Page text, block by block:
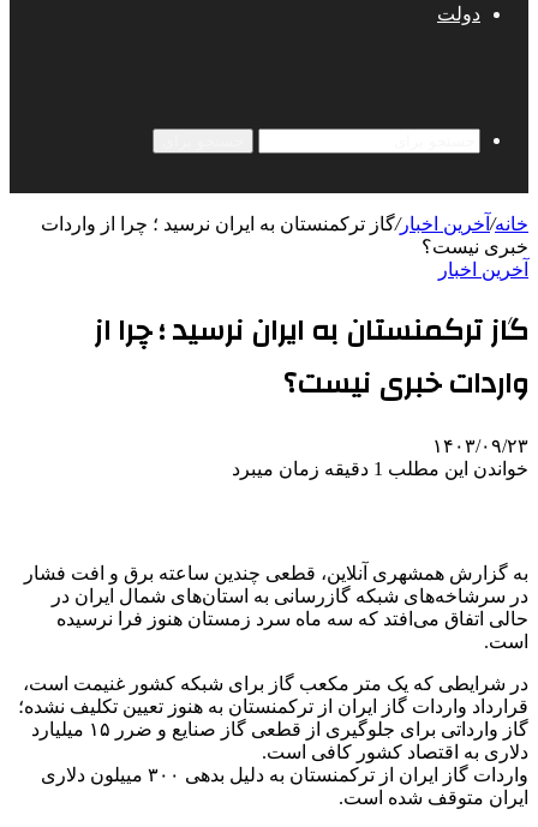
دولت
خانه/ آخرین اخبار/گاز ترکمنستان به ایران نرسید ؛ چرا از واردات
خبری نیست؟
آخرین اخبار
گاز ترکمنستان به ایران نرسید ؛ چرا از
واردات خبری نیست؟
۱۴۰۳/۰۹/۲۳
خواندن این مطلب 1 دقیقه زمان میبرد
به گزارش همشهری آنلاین،‌ قطعی چندین ساعته برق و افت فشار
در سرشاخه‌های شبکه گازرسانی به استان‌های شمال ایران در
حالی اتفاق می‌افتد که سه ماه سرد زمستان هنوز فرا نرسیده
است.
در شرایطی که یک متر مکعب گاز برای شبکه کشور غنیمت است،
قرارداد واردات گاز ایران از ترکمنستان به هنوز تعیین تکلیف نشده؛
گاز وارداتی برای جلوگیری از قطعی گاز صنایع و ضرر ۱۵ میلیارد
دلاری به اقتصاد کشور کافی است.
واردات گاز ایران از ترکمنستان به دلیل بدهی ۳۰۰ مییلون دلاری
ایران متوقف شده است.